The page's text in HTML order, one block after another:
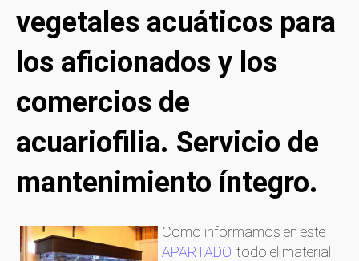
vegetales acuáticos para
los aficionados y los
comercios de
acuariofilia. Servicio de
mantenimiento íntegro.
Como informamos en este
APARTADO , todo el material